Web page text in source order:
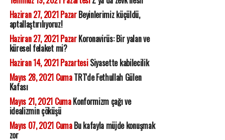
Haziran 27, 2021 PazarBeyinlerimiz küçüldü,
aptallaştırılıyoruz!
Haziran 27, 2021 PazarKoronavirüs: Bir yalan ve
küresel felaket mi?
Haziran 14, 2021 PazartesiSiyasette kabilecilik
Mayıs 28, 2021 CumaTRT'de Fethullah Gülen
Kafası
Mayıs 21, 2021 CumaKonformizm çağı ve
idealizmin çöküşü
Mayıs 07, 2021 CumaBu kafayla müjde konuşmak
zor